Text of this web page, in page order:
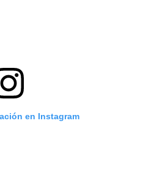
en Instagram